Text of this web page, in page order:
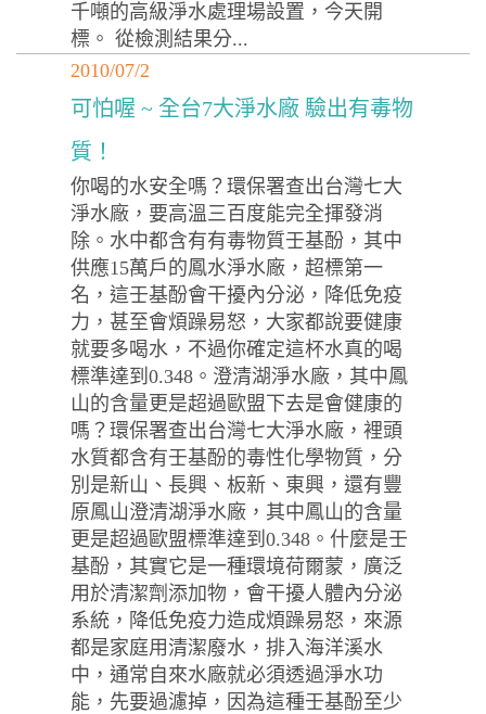
千噸的高級淨水處理場設置，今天開
標。 從檢測結果分...
2010/07/2
可怕喔 ~ 全台7大淨水廠 驗出有毒物
質！
你喝的水安全嗎？環保署查出台灣七大
淨水廠，要高溫三百度能完全揮發消
除。水中都含有有毒物質壬基酚，其中
供應15萬戶的鳳水淨水廠，超標第一
名，這壬基酚會干擾內分泌，降低免疫
力，甚至會煩躁易怒，大家都說要健康
就要多喝水，不過你確定這杯水真的喝
標準達到0.348。澄清湖淨水廠，其中鳳
山的含量更是超過歐盟下去是會健康的
嗎？環保署查出台灣七大淨水廠，裡頭
水質都含有壬基酚的毒性化學物質，分
別是新山、長興、板新、東興，還有豐
原鳳山澄清湖淨水廠，其中鳳山的含量
更是超過歐盟標準達到0.348。什麼是壬
基酚，其實它是一種環境荷爾蒙，廣泛
用於清潔劑添加物，會干擾人體內分泌
系統，降低免疫力造成煩躁易怒，來源
都是家庭用清潔廢水，排入海洋溪水
中，通常自來水廠就必須透過淨水功
能，先要過濾掉，因為這種壬基酚至少